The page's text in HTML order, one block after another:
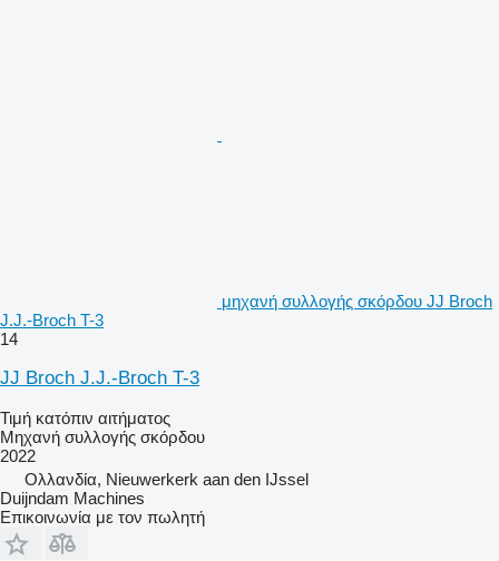
μηχανή συλλογής σκόρδου JJ Broch
J.J.-Broch T-3
14
JJ Broch J.J.-Broch T-3
Τιμή κατόπιν αιτήματος
Μηχανή συλλογής σκόρδου
2022
Ολλανδία, Nieuwerkerk aan den IJssel
Duijndam Machines
Επικοινωνία με τον πωλητή